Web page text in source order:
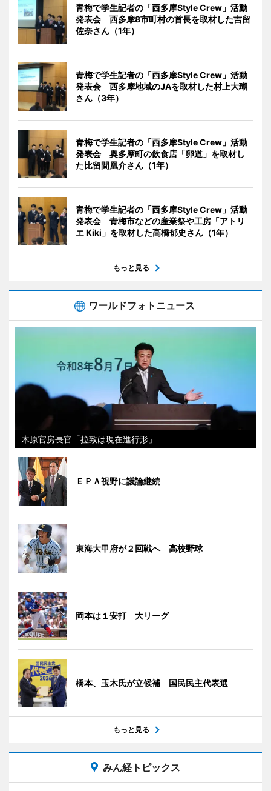
青梅で学生記者の「西多摩Style Crew」活動
発表会 西多摩8市町村の首長を取材した吉留
佐奈さん（1年）
青梅で学生記者の「西多摩Style Crew」活動
発表会 西多摩地域のJAを取材した村上大瑚
さん（3年）
青梅で学生記者の「西多摩Style Crew」活動
発表会 奥多摩町の飲食店「卵道」を取材し
た比留間凰介さん（1年）
青梅で学生記者の「西多摩Style Crew」活動
発表会 青梅市などの産業祭や工房「アトリ
エ Kiki」を取材した高橋郁史さん（1年）
もっと見る
ワールドフォトニュース
木原官房長官「拉致は現在進行形」
ＥＰＡ視野に議論継続
東海大甲府が２回戦へ 高校野球
岡本は１安打 大リーグ
橋本、玉木氏が立候補 国民民主代表選
もっと見る
みん経トピックス